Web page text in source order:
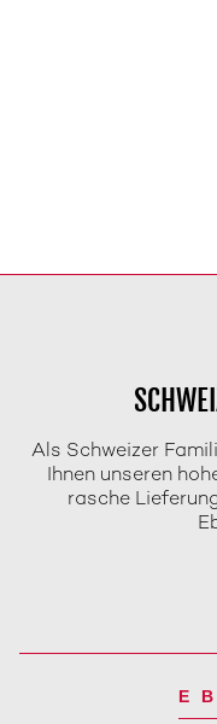
Als Schweizer
Ihnen unseren
rasche